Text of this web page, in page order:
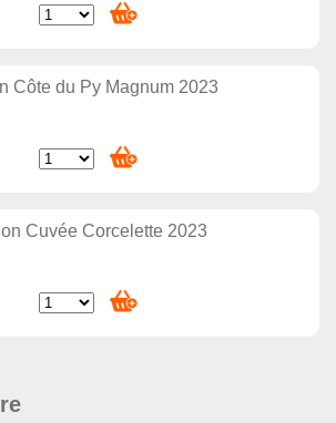
Côte du Py Magnum 2023
Cuvée Corcelette 2023